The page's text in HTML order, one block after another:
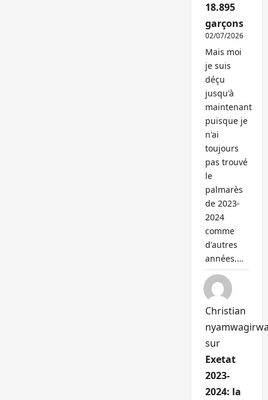
18.895
garçons
02/07/2026
Mais moi
je suis
déçu
jusqu'à
maintenant
puisque je
n'ai
toujours
pas trouvé
le
palmarès
de 2023-
2024
comme
d'autres
années.…
Christian
sur
Exetat
2023-
2024: la